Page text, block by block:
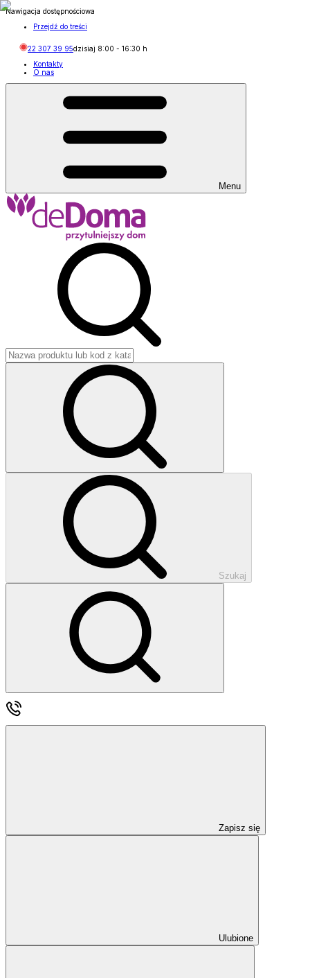
Nawigacja dostępnościowa
Przejdź do treści
22 307 39 95dzisiaj 8:00 - 16:30 h
Kontakty
O nas
Menu
Szukaj
Zapisz się
Ulubione